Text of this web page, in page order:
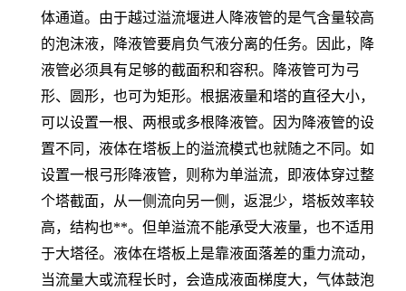
体通道。由于越过溢流堰进人降液管的是气含量较高
的泡沫液，降液管要肩负气液分离的任务。因此，降
液管必须具有足够的截面积和容积。降液管可为弓
形、圆形，也可为矩形。根据液量和塔的直径大小，
可以设置一根、两根或多根降液管。因为降液管的设
置不同，液体在塔板上的溢流模式也就随之不同。如
设置一根弓形降液管，则称为单溢流，即液体穿过整
个塔截面，从一侧流向另一侧，返混少，塔板效率较
高，结构也**。但单溢流不能承受大液量，也不适用
于大塔径。液体在塔板上是靠液面落差的重力流动，
当流量大或流程长时，会造成液面梯度大，气体鼓泡